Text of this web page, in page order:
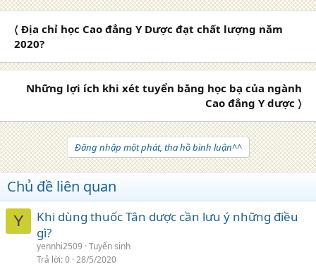
〈 Địa chỉ học Cao đẳng Y Dược đạt chất lượng năm
2020?
Những lợi ích khi xét tuyển bằng học bạ của ngành
Cao đẳng Y dược 〉
Đăng nhập một phát, tha hồ bình luận^^
Chủ đề liên quan
Y
Khi dùng thuốc Tân dược cần lưu ý những điều
gì?
yennhi2509 Tuyển sinh
Trả lời 0 28/5/2020